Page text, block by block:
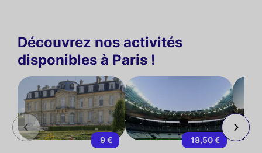
Découvrez nos activités
disponibles à Paris !
9 € 18,50 €